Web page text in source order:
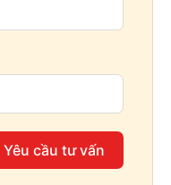
Yêu cầu tư vấn